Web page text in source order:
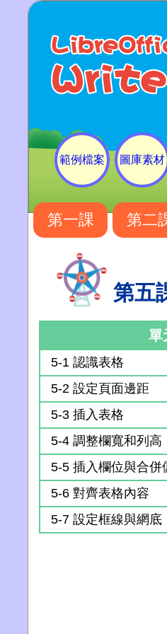
範例檔案 圖庫素材
第一課 第二
第五
單
5-1 認識表格
5-2 設定頁面邊距
5-3 插入表格
5-4 調整欄寬和列高
5-5 插入欄位與合併
5-6 對齊表格內容
5-7 設定框線與網底